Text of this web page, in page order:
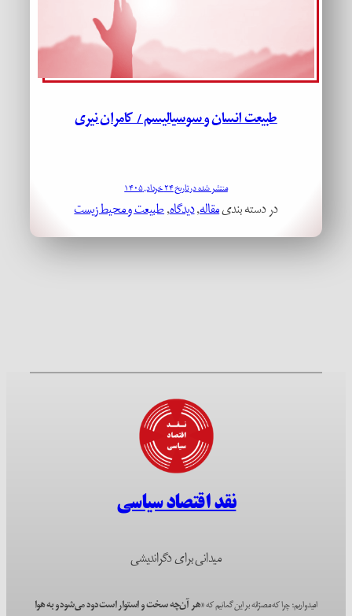
طبیعت انسان و سوسیالیسم / کامران نیری
منتشر شده در تاریخ ۲۴ خرداد, ۱۴۰۵
در دسته بندیمقاله, دیدگاه, طبیعت و محیط زیست
نقد اقتصاد سیاسی
میدانی برای دگراندیشی
امیدواریم؛ چرا که مصرّانه بر این گمانیم که«هر آن‌چه سخت و استوار است دود می‌شود و به هوا